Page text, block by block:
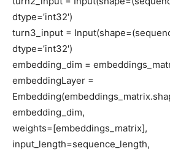
dtype=’int32′)
turn3_input =
dtype=’int32′)
embedding_dim =
embeddingLayer =
embedding_dim,
weights=[embeddings_matrix],
input_length=sequence_length,